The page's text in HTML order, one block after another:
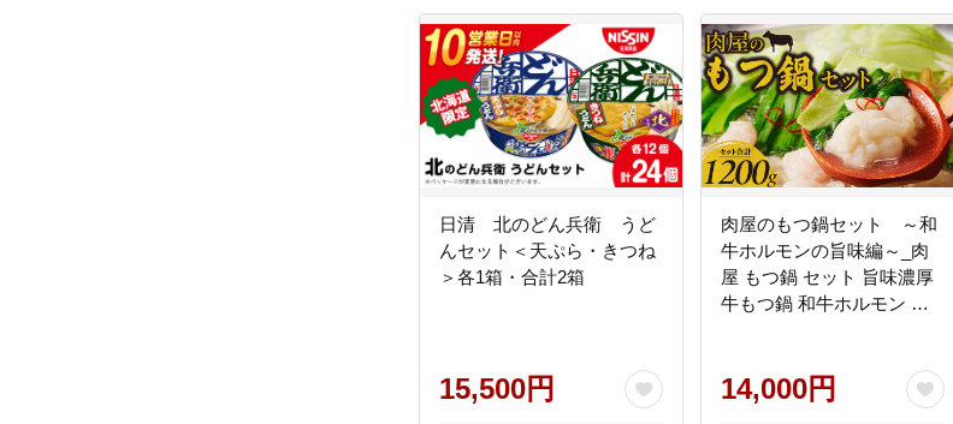
日清 北のどん兵衛 うど
んセット＜天ぷら・きつね
＞各1箱・合計2箱
15,500円
肉屋のもつ鍋セット ～和
牛ホルモンの旨味編～_肉
屋 もつ鍋 セット 旨味濃厚
牛もつ鍋 和牛ホルモン ホ
オリジナルスープ ちゃんぽ
ん麺 小分け 冷凍 名物 お取
14,000円